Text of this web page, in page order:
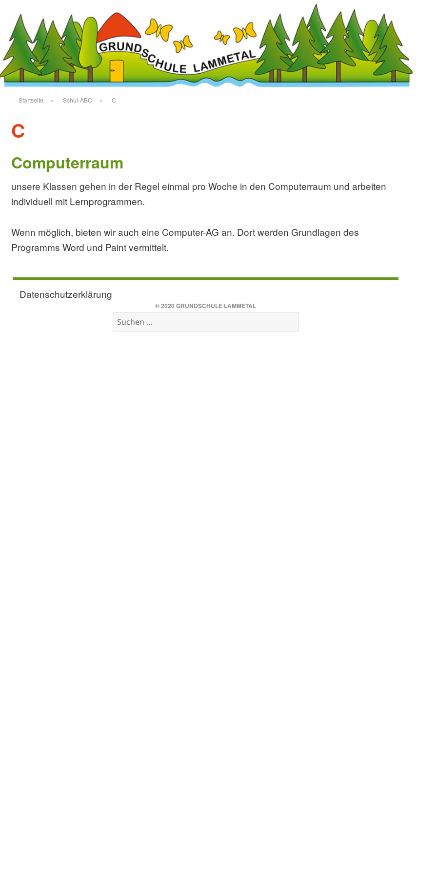
Startseite » Schul-ABC » C
C
Computerraum
unsere Klassen gehen in der Regel einmal pro Woche in den Computerraum und arbeiten
individuell mit Lernprogrammen.
Wenn möglich, bieten wir auch eine Computer-AG an. Dort werden Grundlagen des
Programms Word und Paint vermittelt.
Datenschutzerklärung
© 2020GRUNDSCHULE LAMMETAL
nach: